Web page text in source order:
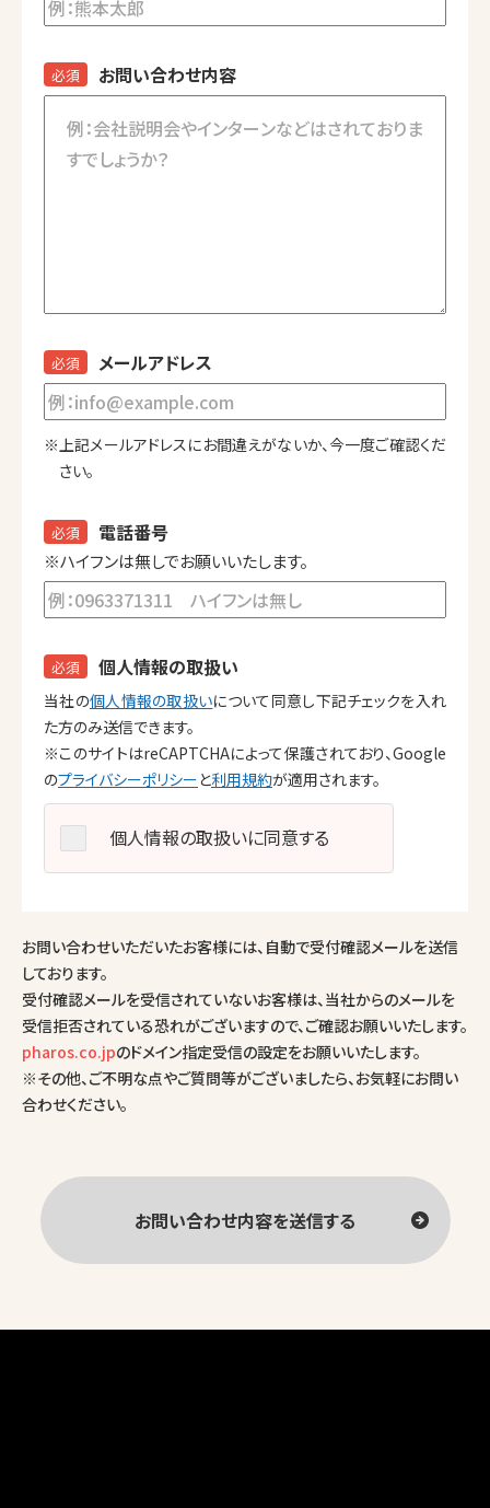
お問い合わせ内容
必須
メールアドレス
必須
※上記メールアドレスにお間違えがないか、今一度ご確認くだ
さい。
電話番号
必須
※ハイフンは無しでお願いいたします。
個人情報の取扱い
必須
当社の個人情報の取扱いについて同意し下記チェックを入れ
た方のみ送信できます。
※このサイトはreCAPTCHAによって保護されており、Google
のプライバシーポリシーと利用規約が適用されます。
個人情報の取扱いに同意する
お問い合わせいただいたお客様には、自動で受付確認メールを送信
しております。
受付確認メールを受信されていないお客様は、当社からのメールを
受信拒否されている恐れがございますので、ご確認お願いいたします。
pharos.co.jpのドメイン指定受信の設定をお願いいたします。
※その他、ご不明な点やご質問等がございましたら、お気軽にお問い
合わせください。